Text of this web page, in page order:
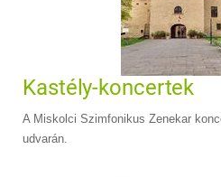
Kastély-koncertek
A Miskolci Szimfonikus Zenekar
udvarán.